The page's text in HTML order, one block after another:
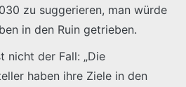
zu suggerieren, man würde
in den Ruin getrieben.
nicht der Fall: „Die
haben ihre Ziele in den